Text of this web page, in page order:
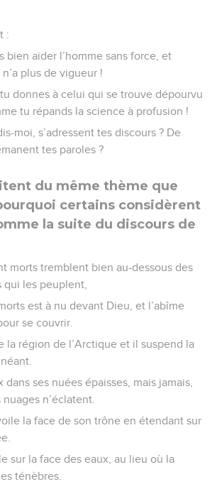
:
bien aider l’homme sans force, et
plus de vigueur !
donnes à celui qui se trouve dépourvu
tu répands la science à profusion !
moi, s’adressent tes discours ? De
tes paroles ?
du même thème que
certains considèrent
la suite du discours de
morts tremblent bien au-dessous des
qui les peuplent,
est à nu devant Dieu, et l’abîme
se couvrir.
la région de l’Arctique et il suspend la
dans ses nuées épaisses, mais jamais,
n’éclatent.
la face de son trône en étendant sur
sur la face des eaux, au lieu où la
ténèbres.